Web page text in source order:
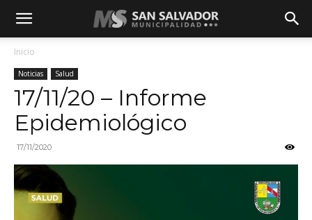
Inicio
Noticias Salud
17/11/20 – Informe
Epidemiológico
17/11/2020